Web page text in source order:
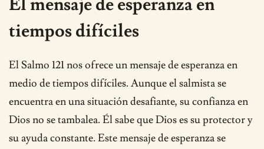
tiempos difíciles
El Salmo 121 nos ofrece un mensaje de esperanza en
medio de tiempos difíciles. Aunque el salmista se
encuentra en una situación desafiante, su confianza en
Dios no se tambalea. Él sabe que Dios es su protector y
su ayuda constante. Este mensaje de esperanza se